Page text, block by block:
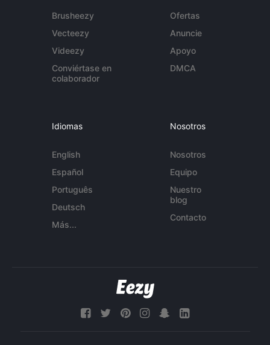
Brusheezy
Vecteezy
Videezy
Conviértase en
colaborador
Ofertas
Anuncie
Apoyo
DMCA
Idiomas
English
Español
Português
Deutsch
Más...
Nosotros
Nosotros
Equipo
Nuestro
blog
Contacto